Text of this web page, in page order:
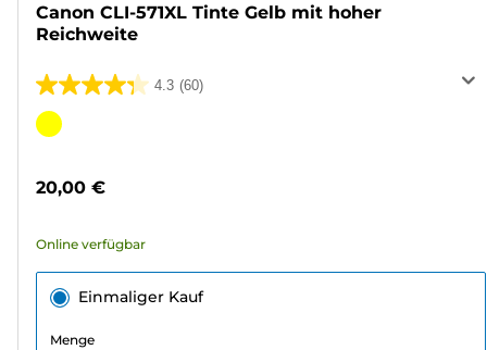
Canon CLI-571XL Tinte Gelb mit hoher
Reichweite
4.3 (60)
4.3
von
60
Farbpatrone
20,00 €
Online verfügbar
Einmaliger Kauf
Menge